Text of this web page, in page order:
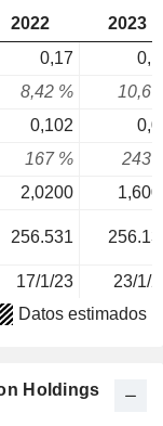
2022
2023
0,17
8,42 %
10,6
0,102
167 %
243
2,0200
256.531
17/1/23 23/1/
Datos estimados
Holdings